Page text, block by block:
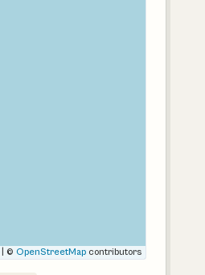
© OpenStreetMapcontributors